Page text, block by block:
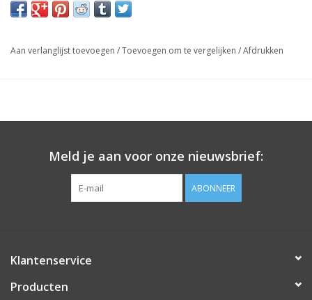
Aan verlanglijst toevoegen /Toevoegen om te vergelijken /Afdrukken
Meld je aan voor onze nieuwsbrief:
ABONNEER
Klantenservice
Producten